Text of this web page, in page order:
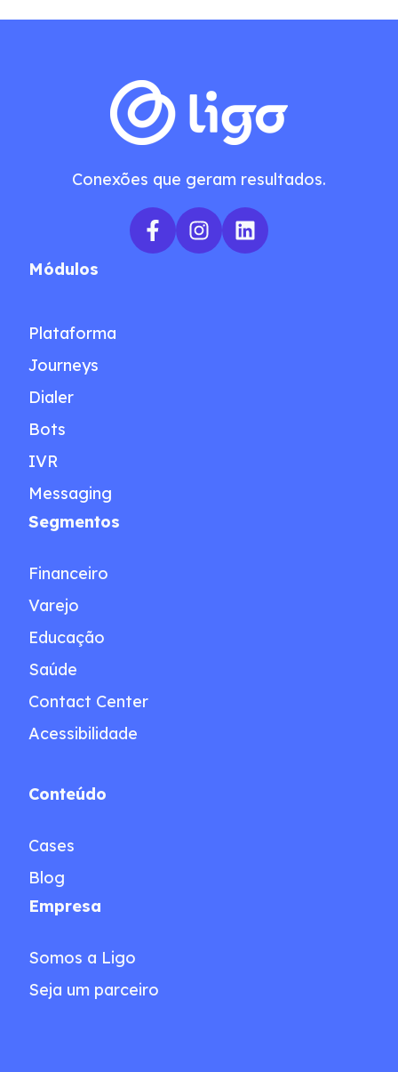
Conexões que geram resultados.
Módulos
Plataforma
Journeys
Dialer
Bots
IVR
Messaging
Segmentos
Financeiro
Varejo
Educação
Saúde
Contact Center
Acessibilidade
Conteúdo
Cases
Blog
Empresa
Somos a Ligo
Seja um parceiro